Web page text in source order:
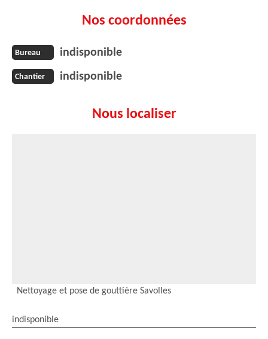
Nos coordonnées
Bureau indisponible
Chantier indisponible
Nous localiser
Nettoyage et pose de gouttière Savolles
indisponible